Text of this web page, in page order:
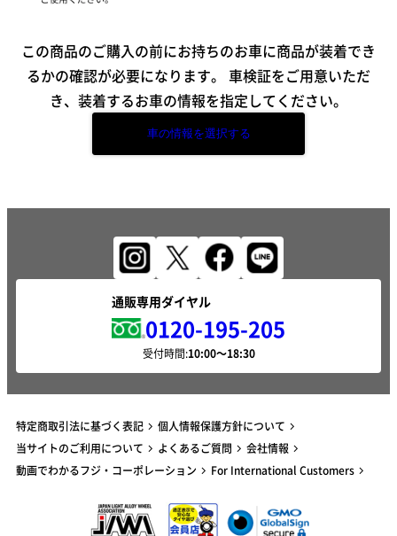
この商品のご購入の前にお持ちのお車に商品が装着でき
るかの確認が必要になります。 車検証をご用意いただ
き、装着するお車の情報を指定してください。
車の情報を選択する
通販専用ダイヤル
0120-195-205
受付時間:
特定商取引法に基づく表記
個人情報保護方針について
当サイトのご利用について
よくあるご質問
会社情報
動画でわかるフジ・コーポレーション
For International Customers